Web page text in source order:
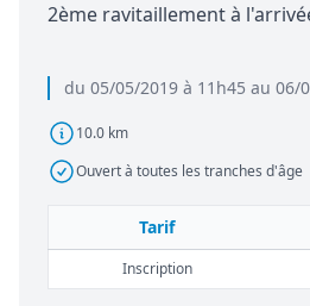
du 05/05/2019 à 11h45 au 06/
10.0 km
Ouvert à toutes les tranches d'âge
2ème ravitaillement à
Tarif
Inscription